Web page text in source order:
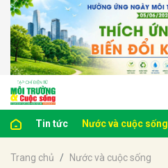
Tin tức Nước và cuộc sống
Trang chủ Nước và cuộc sống
luận